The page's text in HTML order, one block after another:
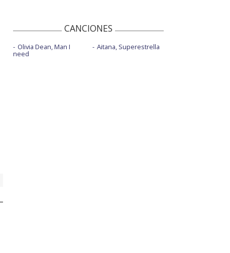
CANCIONES
Olivia Dean, Man I
need
Aitana, Superestrella